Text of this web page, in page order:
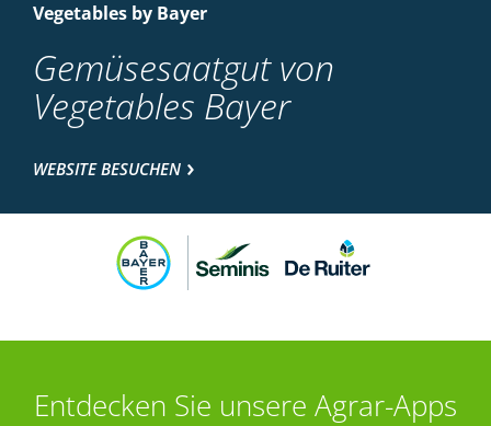
Vegetables by Bayer
Gemüsesaatgut von
Vegetables Bayer
WEBSITE BESUCHEN
Entdecken Sie unsere Agrar-Apps